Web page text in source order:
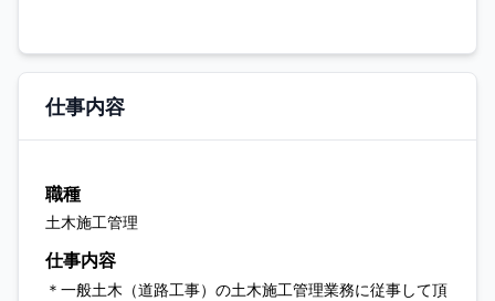
仕事内容
職種
土木施工管理
仕事内容
＊一般土木（道路工事）の土木施工管理業務に従事して頂